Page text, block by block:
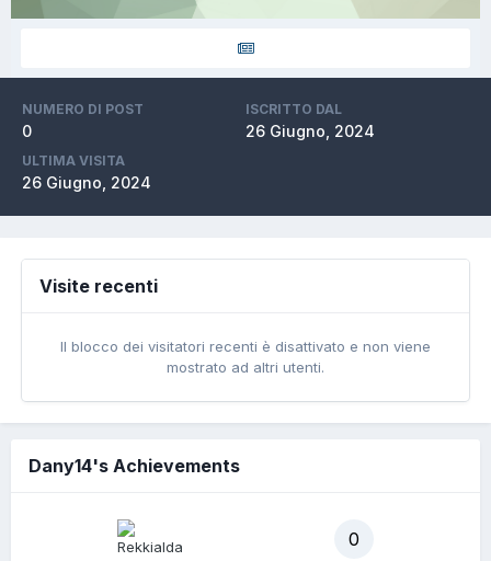
NUMERO DI POST
0
ISCRITTO DAL
26 Giugno, 2024
ULTIMA VISITA
26 Giugno, 2024
Visite recenti
Il blocco dei visitatori recenti è disattivato e non viene
mostrato ad altri utenti.
Dany14's Achievements
0